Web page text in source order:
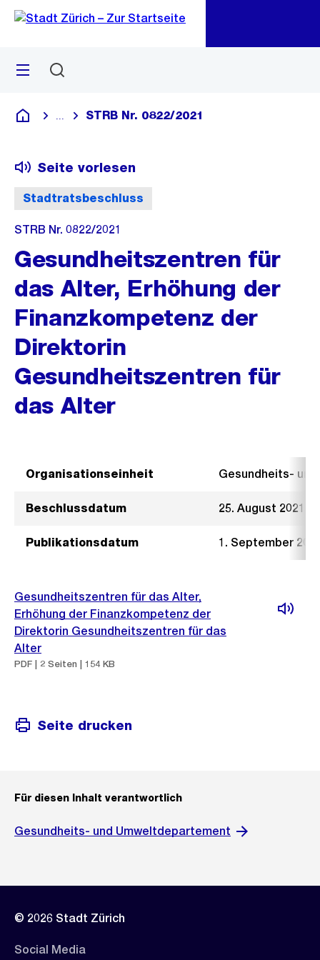
Navigation
Sprunglink
Menü
Deutsch
Blende alle Breadcrumbs ein
STRB Nr. 0822/2021
Stadtratsbeschluss
Seite vorlesen
STRB Nr. 0822/2021
Gesundheitszentren für
das Alter, Erhöhung der
Finanzkompetenz der
Direktorin
Gesundheitszentren für
das Alter
Organisationseinheit Gesundheits-
Beschlussdatum 25. August 2021
Publikationsdatum 1. September
Gesundheitszentren für das Alter,
Erhöhung der Finanzkompetenz der
Direktorin Gesundheitszentren für das
Alter
PDF | 2 Seiten | 154 KB
Seite drucken
Für diesen Inhalt verantwortlich
Gesundheits- und Umweltdepartement
© 2026 Stadt Zürich
Social Media